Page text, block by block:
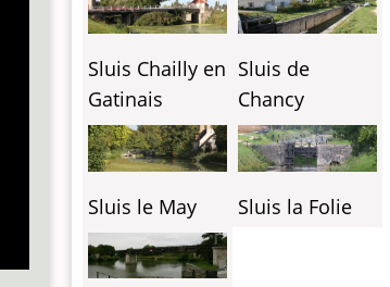
Sluis Chailly en
Gatinais
Sluis de
Chancy
Sluis le May Sluis la Folie